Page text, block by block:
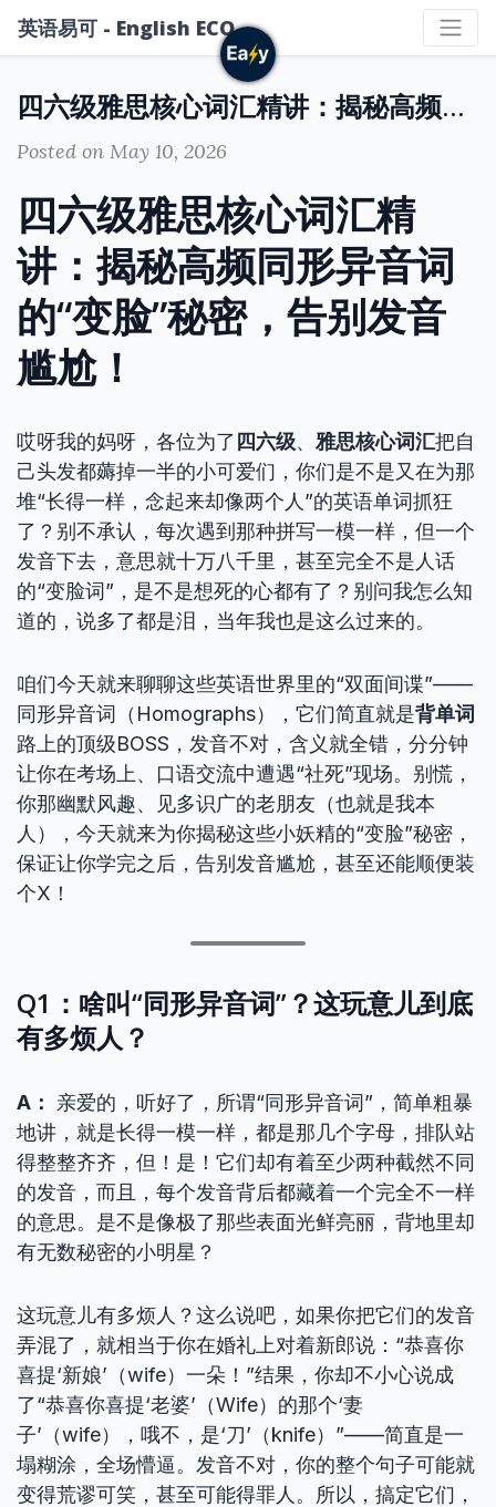
英语易可 - English ECO
四六级雅思核心词汇精讲：揭秘高频同形异音词的“变脸”秘密，告别发音尴尬！
Posted on May 10, 2026
四六级雅思核心词汇精
讲：揭秘高频同形异音词
的“变脸”秘密，告别发音
尴尬！
哎呀我的妈呀，各位为了 四六级、 雅思核心词汇把自
己头发都薅掉一半的小可爱们，你们是不是又在为那
堆“长得一样，念起来却像两个人”的英语单词抓狂
了？别不承认，每次遇到那种拼写一模一样，但一个
发音下去，意思就十万八千里，甚至完全不是人话
的“变脸词”，是不是想死的心都有了？别问我怎么知
道的，说多了都是泪，当年我也是这么过来的。
咱们今天就来聊聊这些英语世界里的“双面间谍”——
同形异音词（Homographs），它们简直就是背单词
路上的顶级BOSS，发音不对，含义就全错，分分钟
让你在考场上、口语交流中遭遇“社死”现场。别慌，
你那幽默风趣、见多识广的老朋友（也就是我本
人），今天就来为你揭秘这些小妖精的“变脸”秘密，
保证让你学完之后，告别发音尴尬，甚至还能顺便装
个X！
Q1：啥叫“同形异音词”？这玩意儿到底
有多烦人？
A：
亲爱的，听好了，所谓“同形异音词”，简单粗暴
地讲，就是长得一模一样，都是那几个字母，排队站
得整整齐齐，但！是！它们却有着至少两种截然不同
的发音，而且，每个发音背后都藏着一个完全不一样
的意思。是不是像极了那些表面光鲜亮丽，背地里却
有无数秘密的小明星？
这玩意儿有多烦人？这么说吧，如果你把它们的发音
弄混了，就相当于你在婚礼上对着新郎说：“恭喜你
喜提‘新娘’（wife）一朵！”结果，你却不小心说成
了“恭喜你喜提‘老婆’（Wife）的那个‘妻
子’（wife），哦不，是‘刀’（knife）”——简直是一
塌糊涂，全场懵逼。发音不对，你的整个句子可能就
变得荒谬可笑，甚至可能得罪人。所以，搞定它们，